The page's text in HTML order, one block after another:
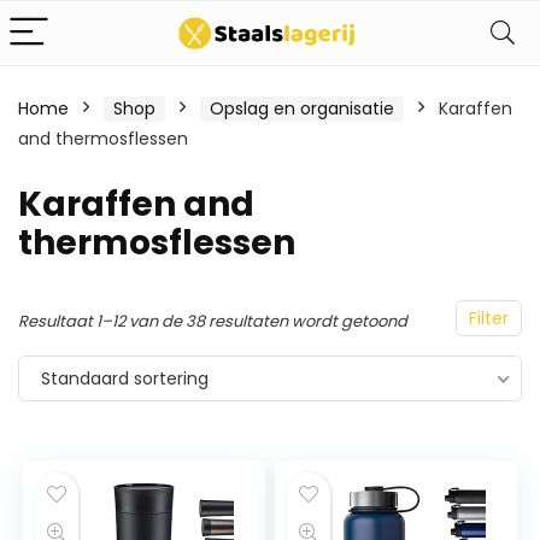
Home Shop Opslag en organisatie
Karaffen
and thermosflessen
Karaffen and
thermosflessen
Filter
Resultaat 1–12 van de 38 resultaten wordt getoond
Standaard sortering